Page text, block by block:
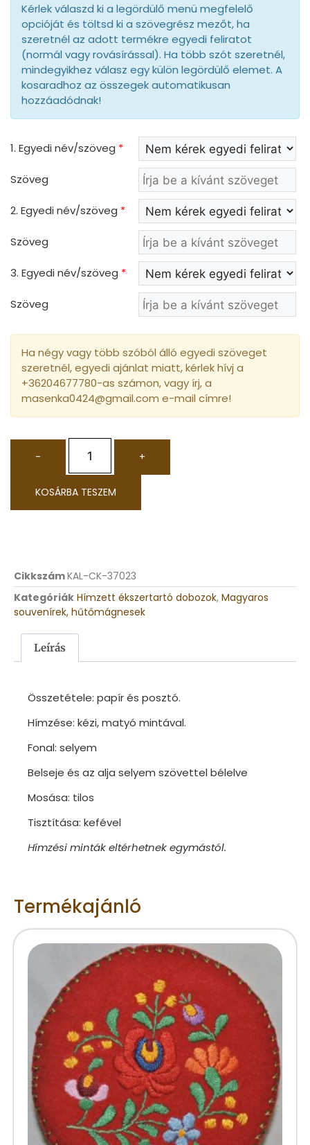
Kérlek válaszd ki a legördülő menü megfelelő
opcióját és töltsd ki a szövegrész mezőt, ha
szeretnél az adott termékre egyedi feliratot
(normál vagy rovásírással). Ha több szót szeretnél,
mindegyikhez válasz egy külön legördülő elemet. A
kosaradhoz az összegek automatikusan
hozzáadódnak!
1. Egyedi név/szöveg *
Szöveg
2. Egyedi név/szöveg *
Szöveg
3. Egyedi név/szöveg *
Szöveg
Ha négy vagy több szóból álló egyedi szöveget
szeretnél, egyedi ajánlat miatt, kérlek hívj a
+36204677780-as számon, vagy írj, a
masenka0424@gmail.com e-mail címre!
- +
KOSÁRBA TESZEM
CikkszámKAL-CK-37023
Kategóriák Hímzett ékszertartó dobozok, Magyaros
souvenírek, hűtőmágnesek
Leírás
Összetétele: papír és posztó.
Hímzése: kézi, matyó mintával.
Fonal: selyem
Belseje és az alja selyem szövettel bélelve
Mosása: tilos
Tisztítása: kefével​
Hímzési minták eltérhetnek egymástól.
Termékajánló